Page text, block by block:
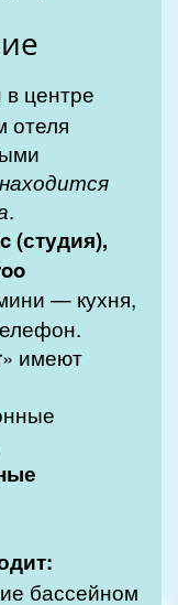
.
(студия),
— кухня,
имеют
бассейном